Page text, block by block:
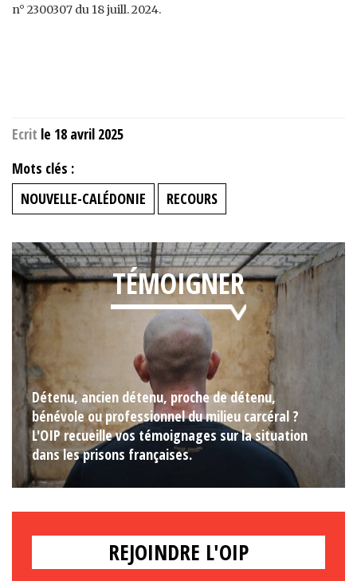
n° 2300307 du 18 juill. 2024.
Ecrit le 18 avril 2025
Mots clés :
NOUVELLE-CALÉDONIE
RECOURS
TÉMOIGNER
Détenu, ancien détenu, proche de détenu,
bénévole ou professionnel du milieu carcéral ?
L'OIP recueille vos témoignages sur la situation
dans les prisons françaises.
REJOINDRE L'OIP